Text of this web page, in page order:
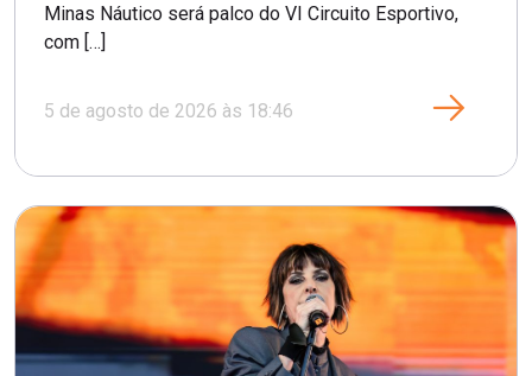
Minas Náutico será palco do VI Circuito Esportivo,
com […]
5 de agosto de 2026 às 18:46